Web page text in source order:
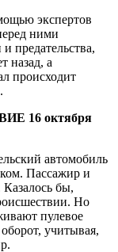
экспертов
ними
предательства,
назад, а
происходит
16 октября
автомобиль
Пассажир и
Казалось бы,
Но
пулевое
учитывая,